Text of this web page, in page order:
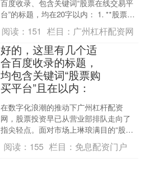
百度收录、包含关键词“股票在线交易平
台”的标题，均在20字以内： 1. **股票在
线交易平台如何选择？五大关键因素** 2.
....
阅读： 151 栏目： 广州杠杆配资网
好的，这里有几个适
合百度收录的标题，
均包含关键词“股票购
买平台”且在以内：
在数字化浪潮的推动下广州杠杆配资
网，股票投资早已从营业部排队走向了
指尖轻点。面对市场上琳琅满目的“股票
购买平台”，投资者该如何做出明智选
择？一个安全、高效、适合....
阅读： 155 栏目： 免息配资门户